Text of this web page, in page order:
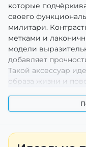
которые
своего
милитари.
метками и
модели
добавляет
Такой аксессуар
образа жизни и
сочетание
дизайна. Часы